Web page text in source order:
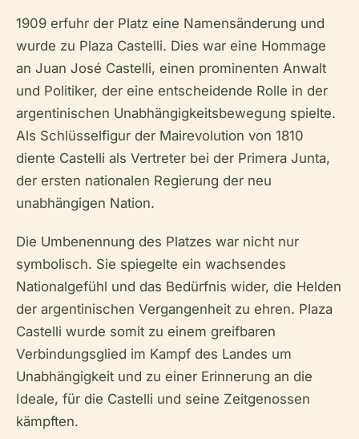
1909 erfuhr der Platz eine Namensänderung und
wurde zu Plaza Castelli. Dies war eine Hommage
an Juan José Castelli, einen prominenten Anwalt
und Politiker, der eine entscheidende Rolle in der
argentinischen Unabhängigkeitsbewegung spielte.
Als Schlüsselfigur der Mairevolution von 1810
diente Castelli als Vertreter bei der Primera Junta,
der ersten nationalen Regierung der neu
unabhängigen Nation.
Die Umbenennung des Platzes war nicht nur
symbolisch. Sie spiegelte ein wachsendes
Nationalgefühl und das Bedürfnis wider, die Helden
der argentinischen Vergangenheit zu ehren. Plaza
Castelli wurde somit zu einem greifbaren
Verbindungsglied im Kampf des Landes um
Unabhängigkeit und zu einer Erinnerung an die
Ideale, für die Castelli und seine Zeitgenossen
kämpften.